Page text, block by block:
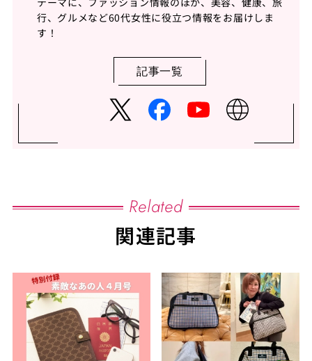
行、グルメなど60代女性に役立つ情報をお届けしま
す！
記事一覧
Related
関連記事